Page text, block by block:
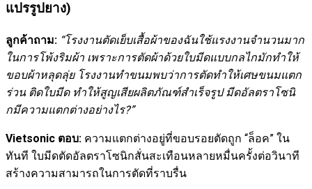
แปรรูปยาง)
ลูกค้าถาม: “โรงงานตัดเย็บเสื้อผ้าของฉันใช้แรงงานจำนวนมาก
ในการโพ้งริมผ้า เพราะการตัดผ้าด้วยใบมีดแบบกลไกมักทำให้
ขอบผ้าหลุดลุ่ย โรงงานทำขนมพบว่าการตัดทำให้เศษขนมแตก
ร่วน ติดใบมีด ทำให้สูญเสียผลิตภัณฑ์สำเร็จรูป มีดอัลตราโซนิ
กมีความแตกต่างอย่างไร?”
Vietsonic ตอบ: ความแตกต่างอยู่ที่ขอบรอยตัดถูก “ล็อค” ใน
ทันที ใบมีดตัดอัลตราโซนิกสั่นสะเทือนหลายหมื่นครั้งต่อวินาที
สร้างความสามารถในการตัดที่ราบรื่น